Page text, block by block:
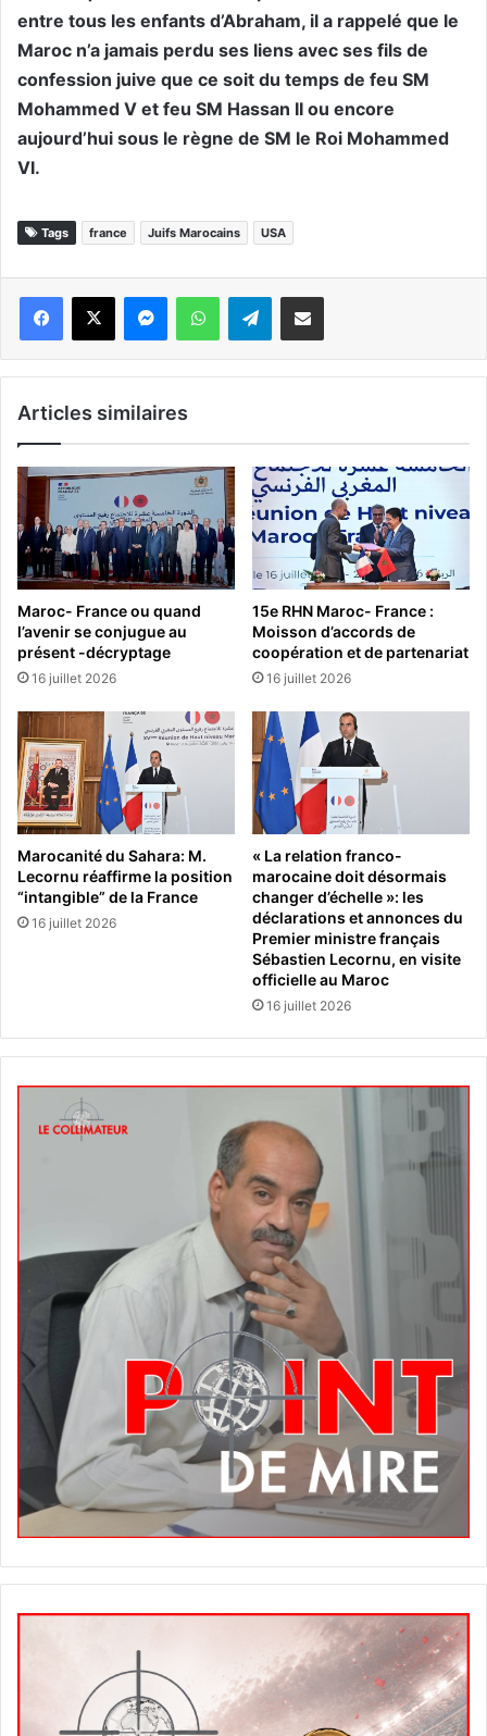
entre tous les enfants d’Abraham, il a rappelé que le
Maroc n’a jamais perdu ses liens avec ses fils de
confession juive que ce soit du temps de feu SM
Mohammed V et feu SM Hassan II ou encore
aujourd’hui sous le règne de SM le Roi Mohammed
VI.
Tags france Juifs Marocains USA
WhatsApp Telegram
Articles similaires
Maroc- France ou quand
l’avenir se conjugue au
présent -décryptage
16 juillet 2026
15e RHN Maroc- France :
Moisson d’accords de
coopération et de partenariat
16 juillet 2026
Marocanité du Sahara: M.
Lecornu réaffirme la position
“intangible” de la France
16 juillet 2026
« La relation franco-
marocaine doit désormais
changer d’échelle »: les
déclarations et annonces du
Premier ministre français
Sébastien Lecornu, en visite
officielle au Maroc
16 juillet 2026